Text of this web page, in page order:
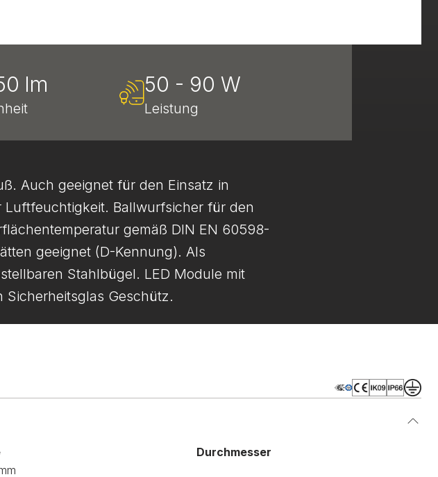
lm 50 - 90 W
Leistung
Auch geeignet für den Einsatz in
Ballwurfsicher für den
gemäß DIN EN 60598-
geeignet (D-Kennung). Als
Stahlbügel. LED Module mit
Geschütz.
Durchmesser